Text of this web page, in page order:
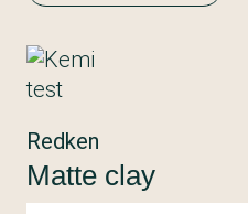
Redken
Matte clay